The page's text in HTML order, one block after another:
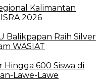
Kalimantan
2026
Balikpapan Raih Silver
WASIAT
Hingga 600 Siswa di
Lawe-Lawe